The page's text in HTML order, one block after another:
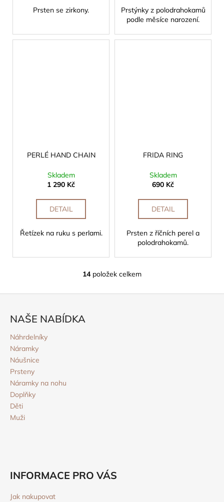
Prsten se zirkony.
Prstýnky z polodrahokamů
podle měsíce narození.
PERLÉ HAND CHAIN
Skladem
1 290 Kč
DETAIL
Řetízek na ruku s perlami.
FRIDA RING
Skladem
690 Kč
DETAIL
Prsten z říčních perel a
polodrahokamů.
O
u
14položek celkem
NAŠE NABÍDKA
Náhrdelníky
Náramky
Náušnice
Prsteny
Náramky na nohu
Doplňky
Děti
Muži
INFORMACE PRO VÁS
Jak nakupovat